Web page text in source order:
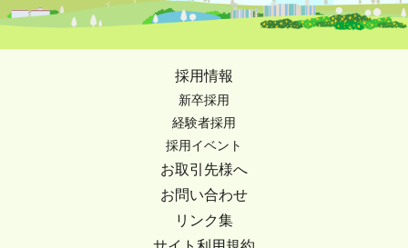
採用情報
新卒採用
経験者採用
採用イベント
お取引先様へ
お問い合わせ
リンク集